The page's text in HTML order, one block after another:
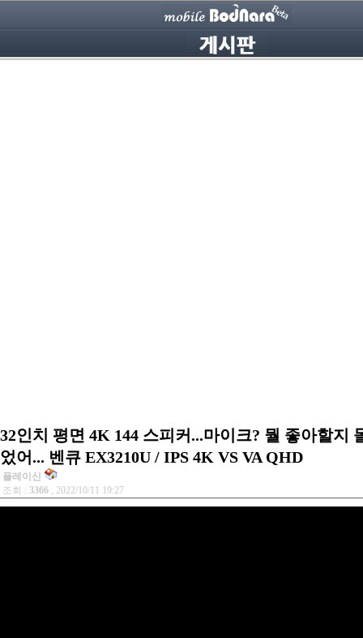
32인치 평면 4K 144 스피커...마이크? 뭘 좋아할지
었어... 벤큐 EX3210U / IPS 4K VS VA QHD
플레이신
조회 : 3366 , 2022/10/11 19:27